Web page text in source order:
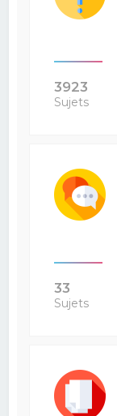
3923
Sujets
33
Sujets